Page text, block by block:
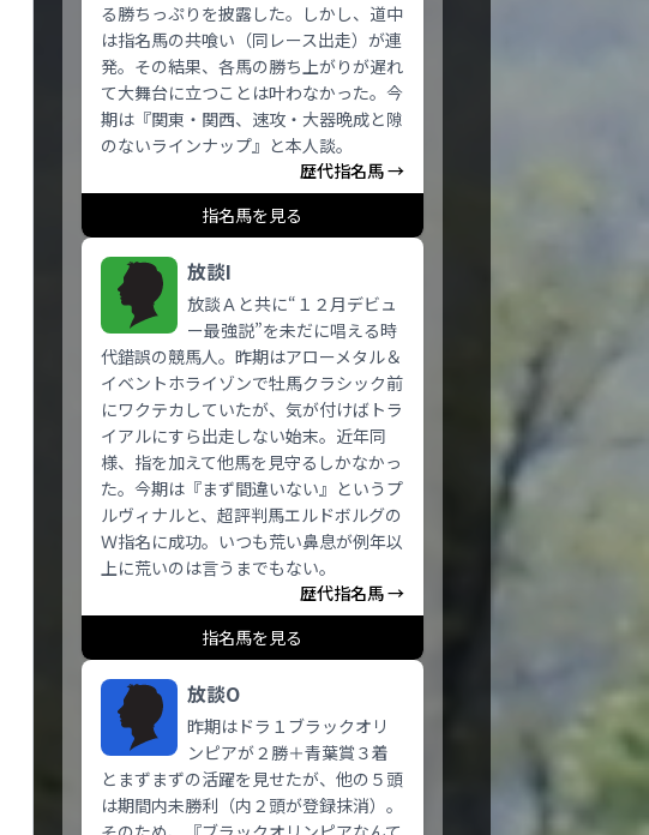
る勝ちっぷりを披露した。しかし、道中
は指名馬の共喰い（同レース出走）が連
発。その結果、各馬の勝ち上がりが遅れ
て大舞台に立つことは叶わなかった。今
期は『関東・関西、速攻・大器晩成と隙
のないラインナップ』と本人談。
歴代指名馬 →
指名馬を見る
放談I
放談Ａと共に“１２月デビュ
ー最強説”を未だに唱える時
代錯誤の競馬人。昨期はアローメタル＆
イベントホライゾンで牡馬クラシック前
にワクテカしていたが、気が付けばトラ
イアルにすら出走しない始末。近年同
様、指を加えて他馬を見守るしかなかっ
た。今期は『まず間違いない』というプ
ルヴィナルと、超評判馬エルドボルグの
Ｗ指名に成功。いつも荒い鼻息が例年以
上に荒いのは言うまでもない。
歴代指名馬 →
指名馬を見る
放談O
昨期はドラ１ブラックオリ
ンピアが２勝＋青葉賞３着
とまずまずの活躍を見せたが、他の５頭
は期間内未勝利（内２頭が登録抹消）。